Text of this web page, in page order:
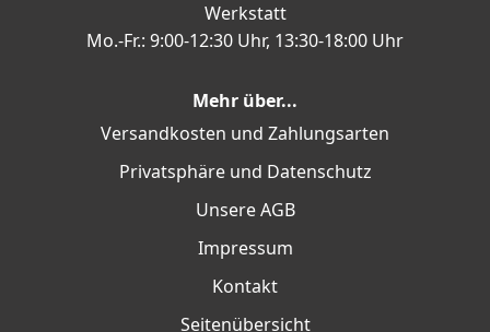
Werkstatt
Mo.-Fr.: 9:00-12:30 Uhr, 13:30-18:00 Uhr
Mehr über...
Versandkosten und Zahlungsarten
Privatsphäre und Datenschutz
Unsere AGB
Impressum
Kontakt
Seitenübersicht